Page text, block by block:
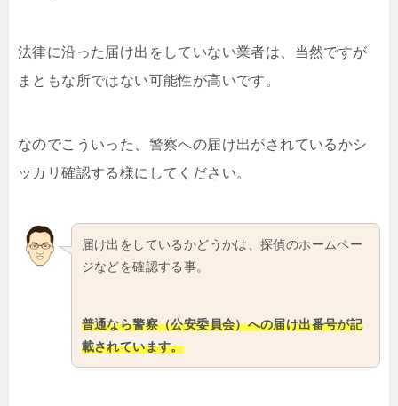
法律に沿った届け出をしていない業者は、当然ですが
まともな所ではない可能性が高いです。
なのでこういった、警察への届け出がされているかシ
ッカリ確認する様にしてください。
届け出をしているかどうかは、探偵のホームペー
ジなどを確認する事。
普通なら警察（公安委員会）への届け出番号が記
載されています。